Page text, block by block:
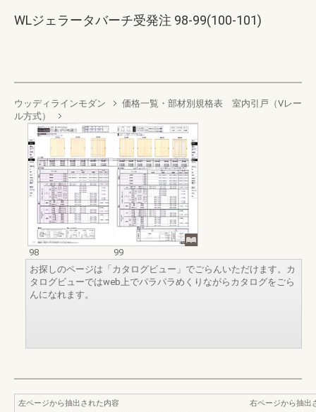
WLジェラータバーチ受発注 98-99(100-101)
ウッディラインモダン
価格一覧・部材別規格表 室内引戸（Vレー
ル方式）
98
99
お探しのページは「カタログビュー」でごらんいただけます。カ
タログビューではweb上でパラパラめくりながらカタログをごら
んになれます。
左ページから抽出された内容
右ページから抽出